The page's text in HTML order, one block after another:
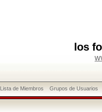
los
Lista de Miembros Grupos de Usuarios